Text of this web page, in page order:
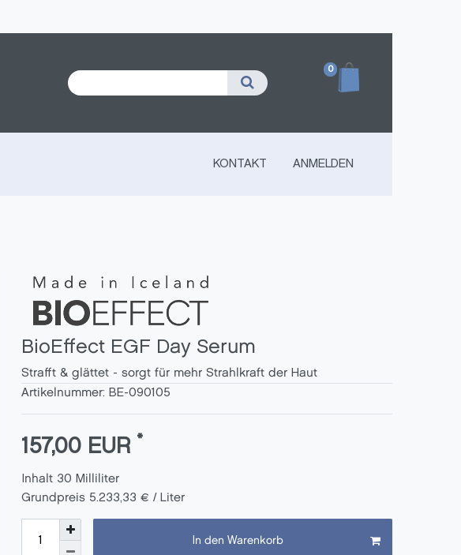
0
KONTAKT ANMELDEN
BioEffect EGF Day Serum
Strafft & glättet - sorgt für mehr Strahlkraft der Haut
Artikelnummer: BE-090105
157,00 EUR *
Inhalt 30 Milliliter
Grundpreis 5.233,33 € / Liter
In den Warenkorb